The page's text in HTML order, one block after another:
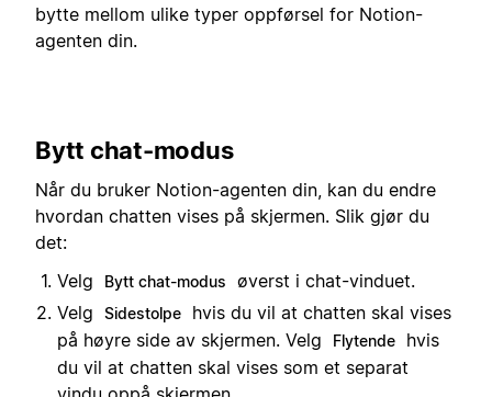
bytte mellom ulike typer oppførsel for Notion-
agenten din.
Bytt chat-modus
Når du bruker Notion-agenten din, kan du endre
hvordan chatten vises på skjermen. Slik gjør du
det:
Velg
Bytt chat-modus
øverst i chat-vinduet.
Velg
Sidestolpe
hvis du vil at chatten skal vises
på høyre side av skjermen. Velg
Flytende
hvis
du vil at chatten skal vises som et separat